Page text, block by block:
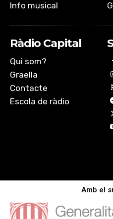
Info musical
Ràdio Capital
Qui som?
Graella
Contacte
Escola de ràdio
Amb el